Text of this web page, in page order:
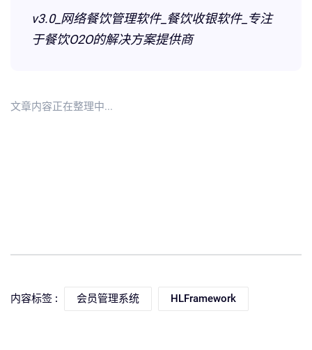
v3.0_网络餐饮管理软件_餐饮收银软件_专注
于餐饮O2O的解决方案提供商
文章内容正在整理中...
内容标签 : 会员管理系统 HLFramework